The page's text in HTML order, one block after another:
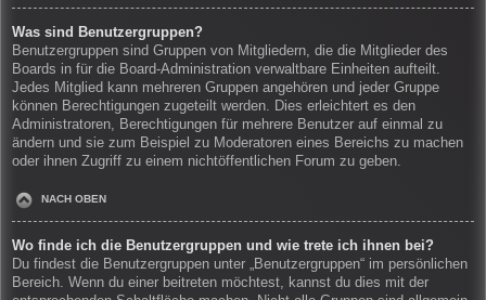
Was sind Benutzergruppen?
Benutzergruppen sind Gruppen von Mitgliedern, die die Mitglieder des
Boards in für die Board-Administration verwaltbare Einheiten aufteilt.
Jedes Mitglied kann mehreren Gruppen angehören und jeder Gruppe
können Berechtigungen zugeteilt werden. Dies erleichtert es den
Administratoren, Berechtigungen für mehrere Benutzer auf einmal zu
ändern und sie zum Beispiel zu Moderatoren eines Bereichs zu machen
oder ihnen Zugriff zu einem nichtöffentlichen Forum zu geben.
NACH OBEN
Wo finde ich die Benutzergruppen und wie trete ich ihnen bei?
Du findest die Benutzergruppen unter „Benutzergruppen“ im persönlichen
Bereich. Wenn du einer beitreten möchtest, kannst du dies mit der